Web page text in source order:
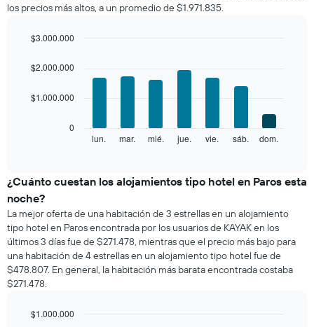
habitación
mes
gráfico
eje
El
gráfico
muestra
1
eje
Y
que
indica
el
promedio
los precios más altos, a un promedio de $1.971.835.
chart
with
bars.
el
precio
promedio
de
una
habitación
por
cada
día
la
graphic.
lun. mar. mié. jue. vie. sáb. dom.
0
$1.000.000
$2.000.000
$3.000.000
¿Cuánto cuestan los alojamientos tipo hotel en Paros esta
noche?
La mejor oferta de una habitación de 3 estrellas en un alojamiento
tipo hotel en Paros encontrada por los usuarios de KAYAK en los
últimos 3 días fue de $271.478, mientras que el precio más bajo para
una habitación de 4 estrellas en un alojamiento tipo hotel fue de
$478.807. En general, la habitación más barata encontrada costaba
$271.478.
$1.000.000